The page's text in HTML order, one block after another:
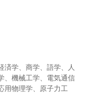
済学、商学、語学、人
、機械工学、電気通信
用物理学、原子力工